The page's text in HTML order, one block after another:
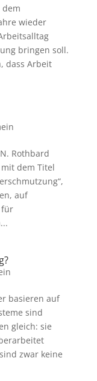
dem
wieder
bringen soll.
dass Arbeit
Rothbard
dem Titel
auf
für
basieren auf
sind
gleich: sie
zwar keine